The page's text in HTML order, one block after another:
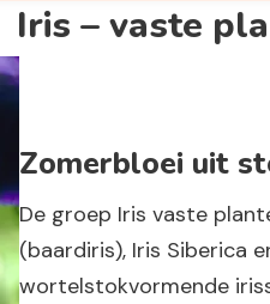
Iris – vaste
Zomerbloei uit
De groep Iris vaste
(baardiris), Iris Siberica
wortelstokvormende